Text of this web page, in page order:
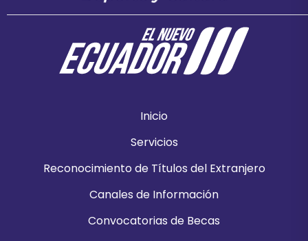
Inicio
Servicios
Reconocimiento de Títulos del Extranjero
Canales de Información
Convocatorias de Becas